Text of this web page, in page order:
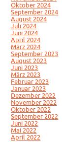
Oktober 2024
September 2024
August 2024
Juli 2024
Juni 2024
April 2024
März 2024
September 2023
August 2023
Juni 2023
März 2023
Februar 2023
Januar 2023
Dezember 2022
November 2022
Oktober 2022
September 2022
Juni 2022
Mai 2022
April 2022